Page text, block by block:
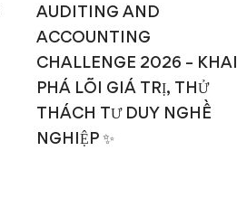
AUDITING AND
ACCOUNTING
CHALLENGE 2026 – KHAI
PHÁ LÕI GIÁ TRỊ, THỬ
THÁCH TƯ DUY NGHỀ
NGHIỆP ✨